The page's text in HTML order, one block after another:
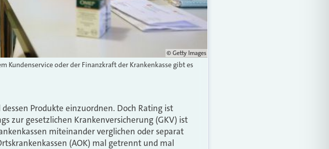
© Getty Images
Kundenservice oder der Finanzkraft der Krankenkasse gibt es
Produkte einzuordnen. Doch Rating ist
zur gesetzlichen Krankenversicherung (GKV) ist
miteinander verglichen oder separat
(AOK) mal getrennt und mal